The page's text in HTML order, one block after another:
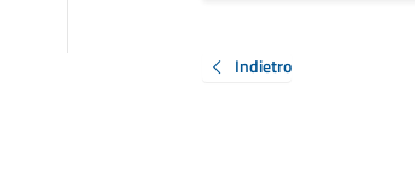
Indietro